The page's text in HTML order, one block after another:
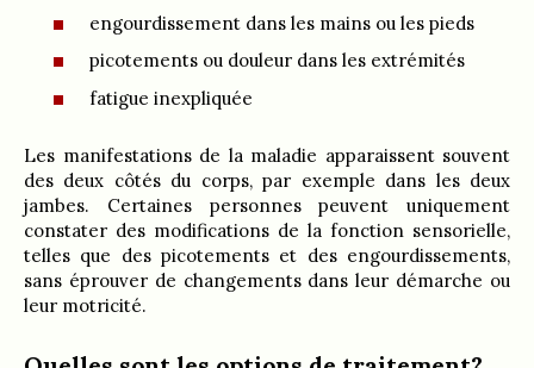
engourdissement dans les mains ou les pieds
picotements ou douleur dans les extrémités
fatigue inexpliquée
Les manifestations de la maladie apparaissent souvent
des deux côtés du corps, par exemple dans les deux
jambes. Certaines personnes peuvent uniquement
constater des modifications de la fonction sensorielle,
telles que des picotements et des engourdissements,
sans éprouver de changements dans leur démarche ou
leur motricité.